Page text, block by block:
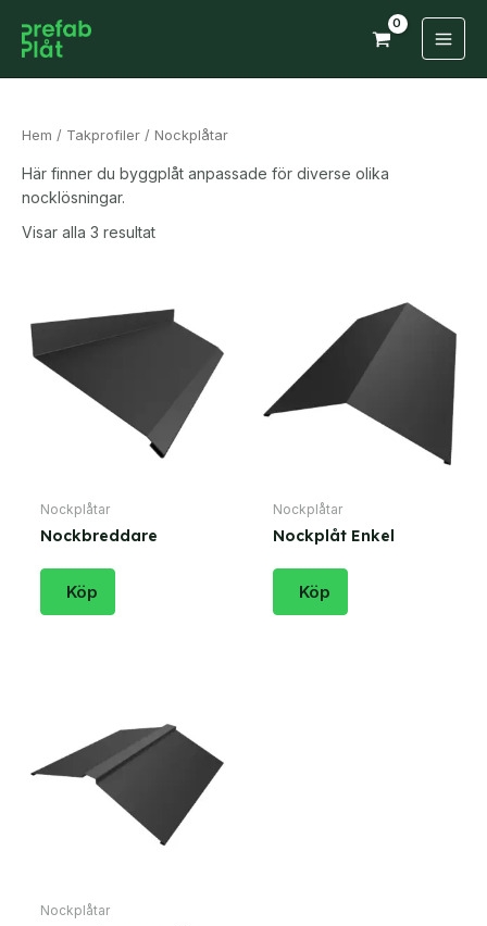
innehåll
Main
Hem / Takprofiler / Nockplåtar
Här finner du byggplåt anpassade för diverse olika
nocklösningar.
Visar alla 3 resultat
Nockplåtar
Nockbreddare
Köp
Nockplåtar
Nockplåt Enkel
Köp
Nockplåtar